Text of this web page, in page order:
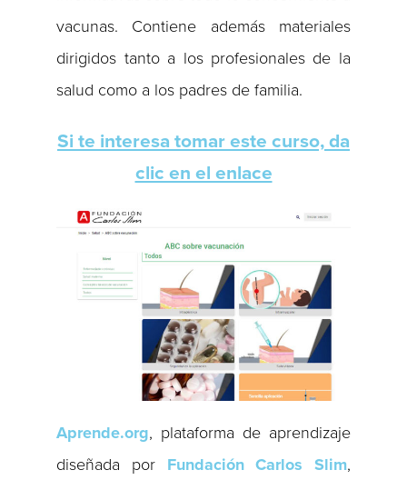
vacunas. Contiene además materiales
dirigidos tanto a los profesionales de la
salud como a los padres de familia.
Si te interesa tomar este curso, da
clic en el enlace
Aprende.org, plataforma de aprendizaje
diseñada por Fundación Carlos Slim,